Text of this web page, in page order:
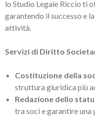
lo Studio Legale Riccio ti
garantendo il successo e
attività.
Servizi di Diritto
Costituzione della
struttura giuridica più
Redazione dello
tra soci e garantire